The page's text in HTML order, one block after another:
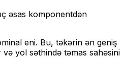
əsas komponentdən
eni. Bu, təkərin ən geniş
yol səthində təmas sahəsini